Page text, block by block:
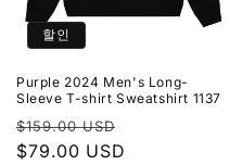
할인
Purple 2024 Men's Long-
Sleeve T-shirt Sweatshirt 1137
정
가
$159.00 USD
$79.00 USD